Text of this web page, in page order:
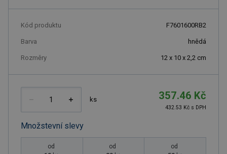
Kód produktu F7601600RB2
Barva hnědá
Rozměry 12 x 10 x 2,2 cm
ks 357.46 Kč
432.53 Kč s DPH
Množstevní slevy
od
od
od